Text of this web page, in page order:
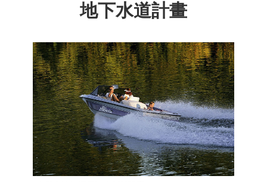
地下水道計畫